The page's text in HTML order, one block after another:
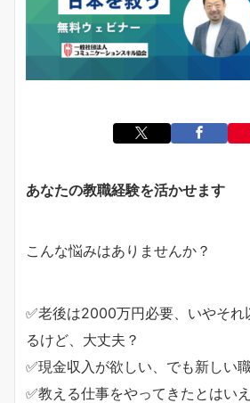
あなたの教職経験を活かせます
こんな悩みはありませんか？
✅老後は2000万円必要、いやそれ
るけど、大丈夫？
✅現金収入が欲しい、でも新しい
✅教える仕事をやってきたとはい